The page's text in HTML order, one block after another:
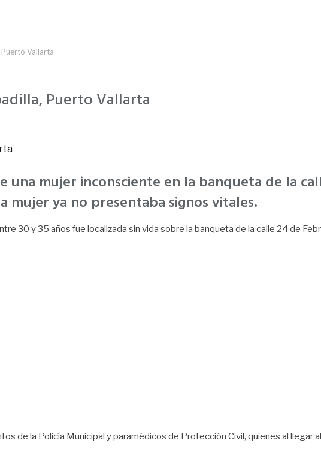
Vallarta
Puerto Vallarta
mujer inconsciente en la banqueta de la
ya no presentaba signos vitales.
30 y 35 años fue localizada sin vida sobre la banqueta de la calle 24 de
de la Policía Municipal y paramédicos de Protección Civil, quienes al llegar